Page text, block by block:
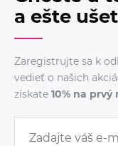
a ešte
Zaregistrujte sa k
vedieť o našich
získate 10% na prvý